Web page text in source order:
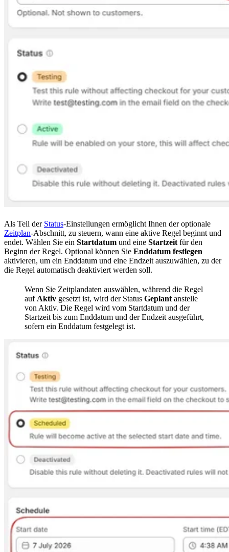
Als Teil der Status-Einstellungen ermöglicht Ihnen der optionale
Zeitplan-Abschnitt, zu steuern, wann eine aktive Regel beginnt und
endet. Wählen Sie ein Startdatum und eine Startzeit für den
Beginn der Regel. Optional können Sie Enddatum festlegen
aktivieren, um ein Enddatum und eine Endzeit auszuwählen, zu der
die Regel automatisch deaktiviert werden soll.
Wenn Sie Zeitplandaten auswählen, während die Regel
auf Aktiv gesetzt ist, wird der Status Geplant anstelle
von Aktiv. Die Regel wird vom Startdatum und der
Startzeit bis zum Enddatum und der Endzeit ausgeführt,
sofern ein Enddatum festgelegt ist.